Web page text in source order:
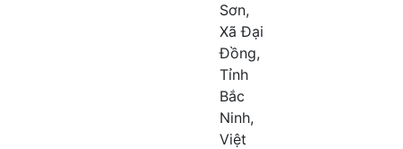
Sơn,
Xã Đại
Đồng,
Tỉnh
Bắc
Ninh,
Việt